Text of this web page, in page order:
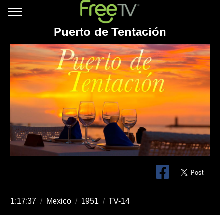
Puerto de Tentación
1:17:37 / Mexico / 1951 / TV-14